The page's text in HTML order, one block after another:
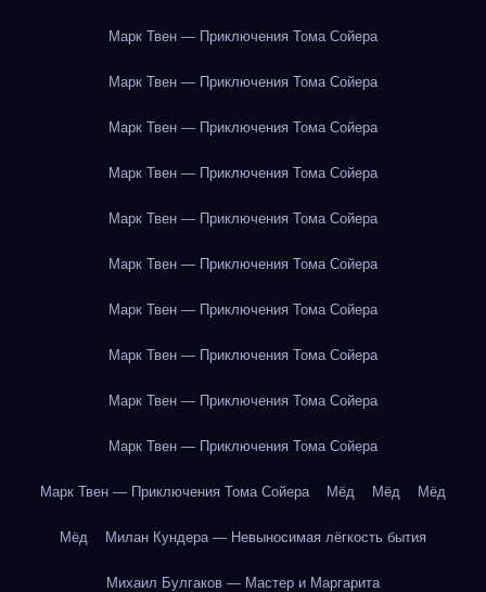
Марк Твен — Приключения Тома Сойера
Марк Твен — Приключения Тома Сойера
Марк Твен — Приключения Тома Сойера
Марк Твен — Приключения Тома Сойера
Марк Твен — Приключения Тома Сойера
Марк Твен — Приключения Тома Сойера
Марк Твен — Приключения Тома Сойера
Марк Твен — Приключения Тома Сойера
Марк Твен — Приключения Тома Сойера
Марк Твен — Приключения Тома Сойера
Марк Твен — Приключения Тома Сойера Мёд Мёд Мёд
Мёд Милан Кундера — Невыносимая лёгкость бытия
Михаил Булгаков — Мастер и Маргарита